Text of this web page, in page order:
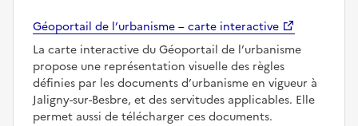
Géoportail de l’urbanisme – carte interactive
La carte interactive du Géoportail de l’urbanisme
propose une représentation visuelle des règles
définies par les documents d’urbanisme en vigueur à
Jaligny-sur-Besbre, et des servitudes applicables. Elle
permet aussi de télécharger ces documents.